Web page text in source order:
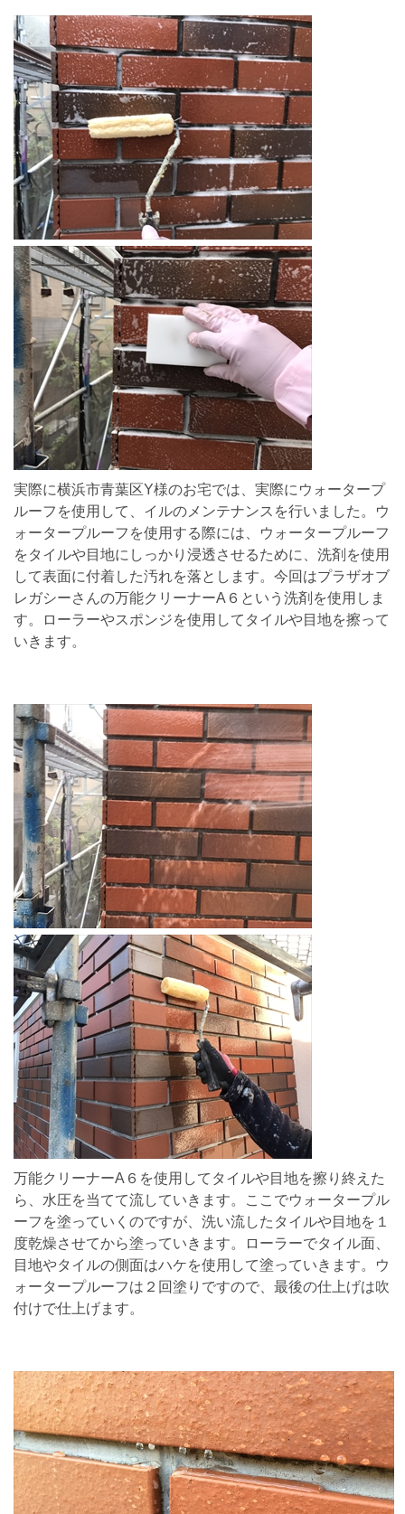
実際に横浜市青葉区Y様のお宅では、実際にウォータープ
ルーフを使用して、イルのメンテナンスを行いました。ウ
ォータープルーフを使用する際には、ウォータープルーフ
をタイルや目地にしっかり浸透させるために、洗剤を使用
して表面に付着した汚れを落とします。今回はプラザオブ
レガシーさんの万能クリーナーA６という洗剤を使用しま
す。ローラーやスポンジを使用してタイルや目地を擦って
いきます。
万能クリーナーA６を使用してタイルや目地を擦り終えた
ら、水圧を当てて流していきます。ここでウォータープル
ーフを塗っていくのですが、洗い流したタイルや目地を１
度乾燥させてから塗っていきます。ローラーでタイル面、
目地やタイルの側面はハケを使用して塗っていきます。ウ
ォータープルーフは２回塗りですので、最後の仕上げは吹
付けで仕上げます。